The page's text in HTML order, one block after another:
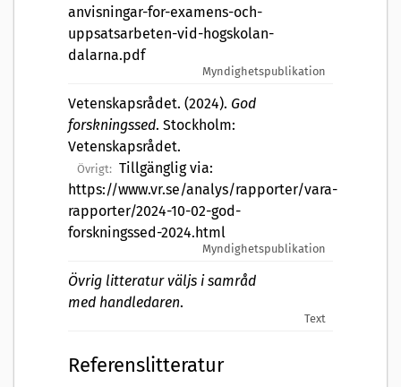
anvisningar-for-examens-och-
uppsatsarbeten-vid-hogskolan-
dalarna.pdf
Myndighetspublikation
Vetenskapsrådet. (2024). God
forskningssed. Stockholm:
Vetenskapsrådet.
Övrigt: Tillgänglig via:
https://www.vr.se/analys/rapporter/vara-
rapporter/2024-10-02-god-
forskningssed-2024.html
Myndighetspublikation
Övrig litteratur väljs i samråd
med handledaren.
Text
Referenslitteratur